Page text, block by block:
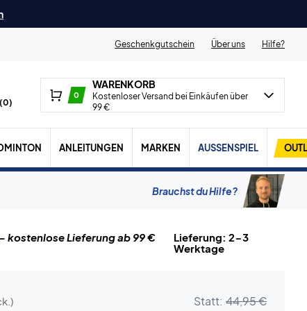
Geschenkgutschein
Über uns Hilfe?
0)
0
WARENKORB
Kostenloser Versand bei Einkäufen über
99 €
ANLEITUNGEN MARKEN AUSSENSPIEL
Brauchst du Hilfe?
kostenlose Lieferung ab 99 €
Lieferung: 2-3
Werktage
Statt: 44,95 €